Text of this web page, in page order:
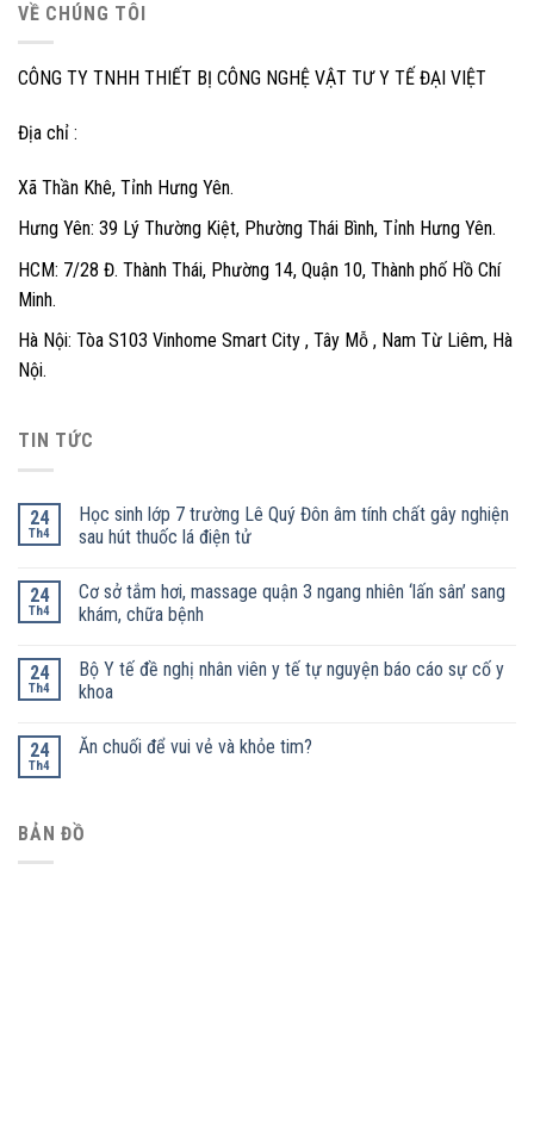
VỀ CHÚNG TÔI
CÔNG TY TNHH THIẾT BỊ CÔNG NGHỆ VẬT TƯ Y TẾ ĐẠI VIỆT
Địa chỉ :
Xã Thần Khê, Tỉnh Hưng Yên.
Hưng Yên: 39 Lý Thường Kiệt, Phường Thái Bình, Tỉnh Hưng Yên.
HCM: 7/28 Đ. Thành Thái, Phường 14, Quận 10, Thành phố Hồ Chí
Minh.
Hà Nội: Tòa S103 Vinhome Smart City , Tây Mỗ , Nam Từ Liêm, Hà
Nội.
TIN TỨC
24
Th4
Học sinh lớp 7 trường Lê Quý Đôn âm tính chất gây nghiện
sau hút thuốc lá điện tử
24
Th4
Cơ sở tắm hơi, massage quận 3 ngang nhiên ‘lấn sân’ sang
khám, chữa bệnh
24
Th4
Bộ Y tế đề nghị nhân viên y tế tự nguyện báo cáo sự cố y
khoa
24
Th4
Ăn chuối để vui vẻ và khỏe tim?
BẢN ĐỒ